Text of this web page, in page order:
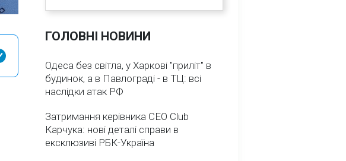
ГОЛОВНІ НОВИНИ
Одеса без світла, у Харкові "приліт" в
будинок, а в Павлограді - в ТЦ: всі
наслідки атак РФ
Затримання керівника CEO Club
Карчука: нові деталі справи в
ексклюзиві РБК-Україна